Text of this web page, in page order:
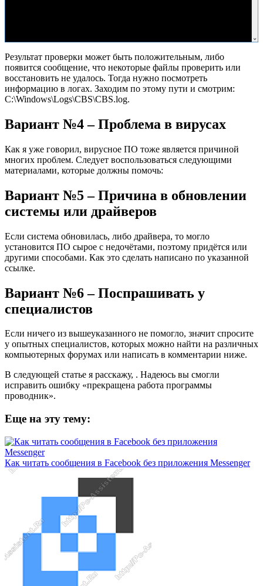
Результат проверки может быть положительным, либо
появится сообщение, что некоторые файлы проверить или
восстановить не удалось. Тогда нужно посмотреть
информацию в логах. Заходим по этому пути и смотрим:
С:\Windows\Logs\CBS\CBS.log.
Вариант №4 – Проблема в вирусах
Как я уже говорил, вирусное ПО тоже является причиной
многих проблем. Следует воспользоваться следующими
материалами, которые должны помочь:
Вариант №5 – Причина в обновлении
системы или драйверов
Если система обновилась, либо драйвера, то могло
установится ПО сырое с недочётами, поэтому придётся или
другими способами. Как это сделать написано по указанной
ссылке.
Вариант №6 – Поспрашивать у
специалистов
Если ничего из вышеуказанного не помогло, значит спросите
у опытных специалистов, которых можно найти на различных
компьютерных форумах или написать в комментарии ниже.
В следующей статье я расскажу, . Надеюсь вы смогли
исправить ошибку «прекращена работа программы
проводник».
Еще на эту тему:
Как читать сообщения в Facebook без приложения Messenger